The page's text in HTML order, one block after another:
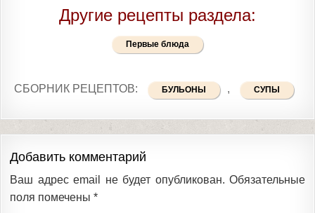
Другие рецепты раздела:
Первые блюда
СБОРНИК РЕЦЕПТОВ: БУЛЬОНЫ , СУПЫ
Добавить комментарий
Ваш адрес email не будет опубликован. Обязательные
поля помечены *